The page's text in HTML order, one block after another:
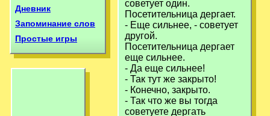
Дневник
Запоминание слов
Простые игры
советует один.
Посетительница дергает.
- Еще сильнее, - советует
другой.
Посетительница дергает
еще сильнее.
- Да еще сильнее!
- Так тут же закрыто!
- Конечно, закрыто.
- Так что же вы тогда
советуете дергать